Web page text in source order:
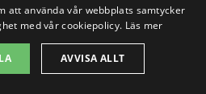
gratis och utan
att använda vår webbplats samtycker
med vår cookiepolicy. Läs mer
AVVISA ALLT